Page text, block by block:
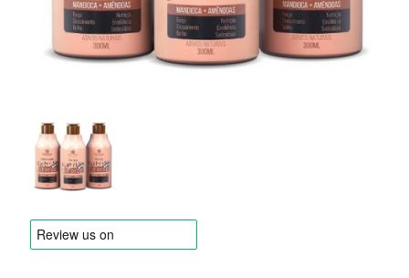
MARQUES
Questions fréquemment posées
Contactez nous